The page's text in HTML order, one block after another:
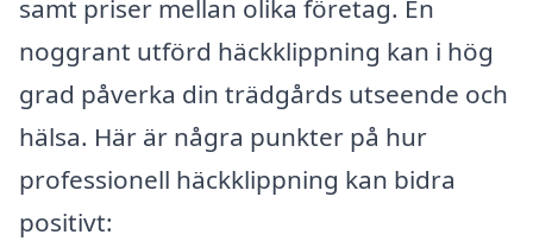
samt priser mellan olika företag. En
noggrant utförd häckklippning kan i hög
grad påverka din trädgårds utseende och
hälsa. Här är några punkter på hur
professionell häckklippning kan bidra
positivt: